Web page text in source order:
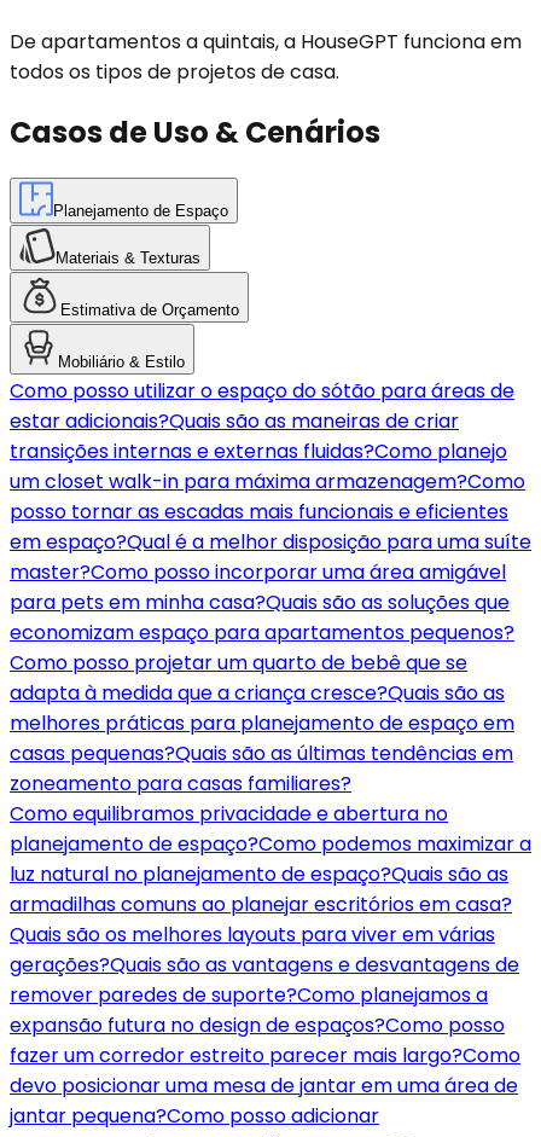
De apartamentos a quintais, a HouseGPT funciona em
todos os tipos de projetos de casa.
Casos de Uso & Cenários
Planejamento de Espaço
Materiais & Texturas
Estimativa de Orçamento
Mobiliário & Estilo
Como posso utilizar o espaço do sótão para áreas de
estar adicionais?Quais são as maneiras de criar
transições internas e externas fluidas?Como planejo
um closet walk-in para máxima armazenagem?Como
posso tornar as escadas mais funcionais e eficientes
em espaço?Qual é a melhor disposição para uma suíte
master?Como posso incorporar uma área amigável
para pets em minha casa?Quais são as soluções que
economizam espaço para apartamentos pequenos?
Como posso projetar um quarto de bebê que se
adapta à medida que a criança cresce?Quais são as
melhores práticas para planejamento de espaço em
casas pequenas?Quais são as últimas tendências em
zoneamento para casas familiares?
Como equilibramos privacidade e abertura no
planejamento de espaço?Como podemos maximizar a
luz natural no planejamento de espaço?Quais são as
armadilhas comuns ao planejar escritórios em casa?
Quais são os melhores layouts para viver em várias
gerações?Quais são as vantagens e desvantagens de
remover paredes de suporte?Como planejamos a
expansão futura no design de espaços?Como posso
fazer um corredor estreito parecer mais largo?Como
devo posicionar uma mesa de jantar em uma área de
jantar pequena?Como posso adicionar